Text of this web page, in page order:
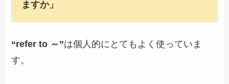
ますか」
“refer to ～”は個人的にとてもよく使っていま
す。